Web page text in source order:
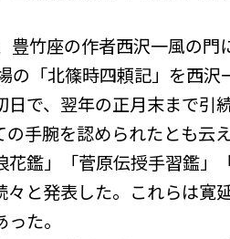
豊竹座の作者西沢一風の門
の「北篠時四頼記」を西
日で、翌年の正月末まで引
手腕を認められたとも云
花鑑」「菅原伝授手習鑑
々と発表した。これらは
た。